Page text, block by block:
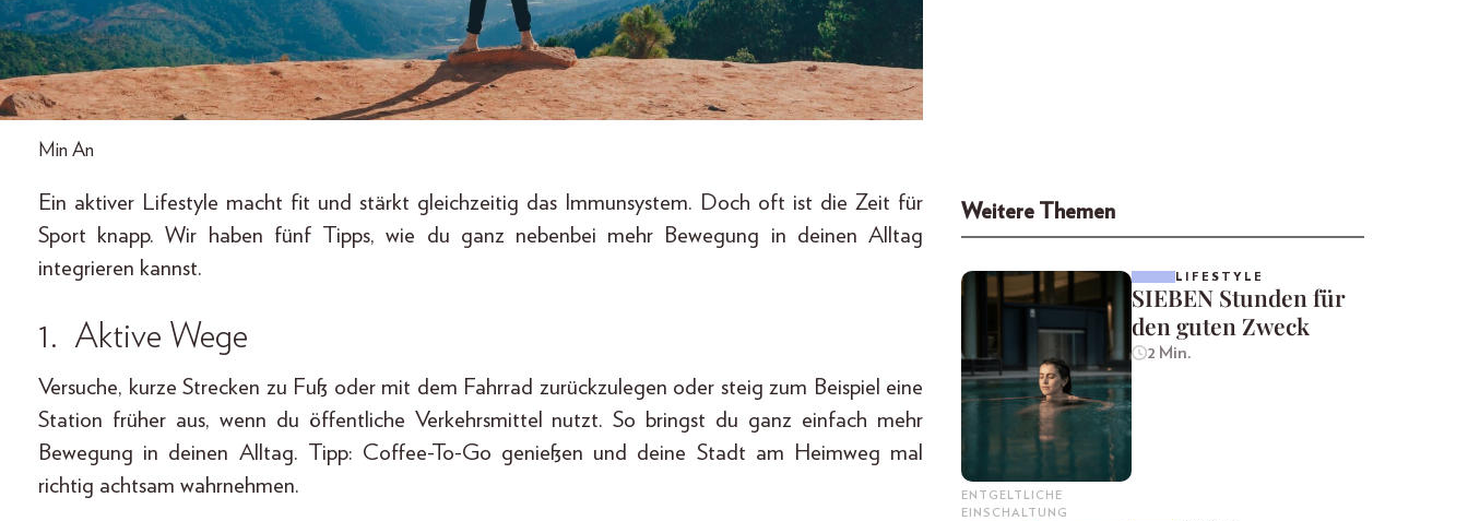
Min An
Ein aktiver Lifestyle macht fit und stärkt gleichzeitig das Immunsystem. Doch oft ist die Zeit für
Sport knapp. Wir haben fünf Tipps, wie du ganz nebenbei mehr Bewegung in deinen Alltag
integrieren kannst.
1. Aktive Wege
Versuche, kurze Strecken zu Fuß oder mit dem Fahrrad zurückzulegen oder steig zum Beispiel eine
Station früher aus, wenn du öffentliche Verkehrsmittel nutzt. So bringst du ganz einfach mehr
Bewegung in deinen Alltag. Tipp: Coffee-To-Go genießen und deine Stadt am Heimweg mal
richtig achtsam wahrnehmen.
Weitere Themen
ENTGELTLICHE
EINSCHALTUNG
LIFESTYLE
SIEBEN Stunden für
den guten Zweck
2 Min.